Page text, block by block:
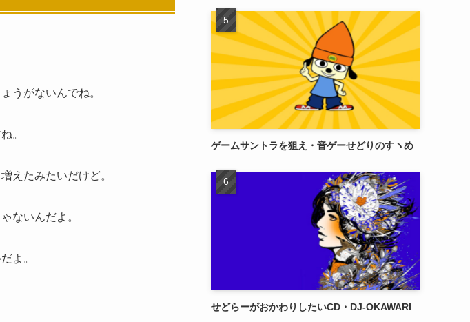
うがないんでね。
。
えたみたいだけど。
ないんだよ。
よ。
ゲームサントラを狙え・音ゲーせどりのすヽめ
せどらーがおかわりしたいCD・DJ-OKAWARI